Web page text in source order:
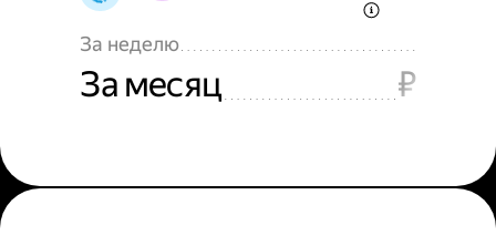
За неделю
За месяц ₽